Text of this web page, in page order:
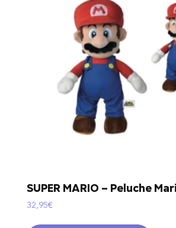
SUPER MARIO – Peluche
32,95€